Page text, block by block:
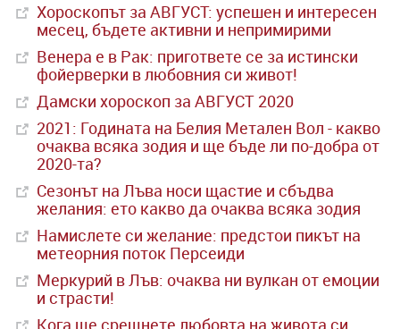
Хороскопът за АВГУСТ: успешен и интересен
месец, бъдете активни и непримирими
Венера е в Рак: пригответе се за истински
фойерверки в любовния си живот!
Дамски хороскоп за АВГУСТ 2020
2021: Годината на Белия Метален Вол - какво
очаква всяка зодия и ще бъде ли по-добра от
2020-та?
Сезонът на Лъва носи щастие и сбъдва
желания: ето какво да очаква всяка зодия
Намислете си желание: предстои пикът на
метеорния поток Персеиди
Меркурий в Лъв: очаква ни вулкан от емоции
и страсти!
Кога ще срещнете любовта на живота си